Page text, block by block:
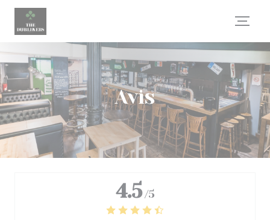
Personnalisation de vos choix en matière de cookies
Avis
4.5 /5